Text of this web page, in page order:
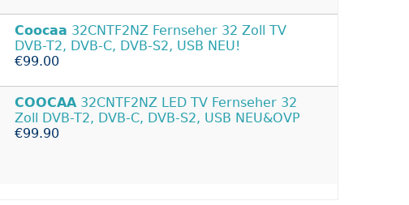
Coocaa 32CNTF2NZ Fernseher 32 Zoll TV
DVB-T2, DVB-C, DVB-S2, USB NEU!
€99.00
COOCAA32CNTF2NZ LED TV Fernseher 32
Zoll DVB-T2, DVB-C, DVB-S2, USB NEU&OVP
€99.90